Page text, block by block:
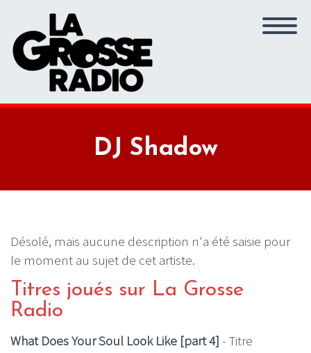
DJ Shadow
Désolé, mais aucune description n'a été saisie pour
le moment au sujet de cet artiste.
Titres joués sur La Grosse
Radio
What Does Your Soul Look Like [part 4] - Titre